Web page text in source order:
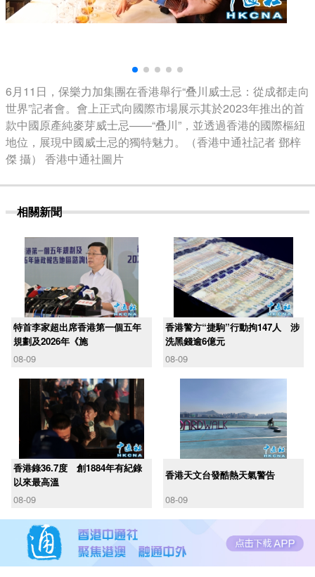
6月11日，保樂力加集團在香港舉行“叠川威士忌：從成都走向
世界”記者會。會上正式向國際市場展示其於2023年推出的首
款中國原產純麥芽威士忌——“叠川”，並透過香港的國際樞紐
地位，展現中國威士忌的獨特魅力。（香港中通社記者 鄧梓
傑 攝） 香港中通社圖片
相關新聞
​特首李家超出席香港第一個五年
規劃及2026年《施
08-09
香港警方“捷駒”行動拘147人 涉
洗黑錢逾6億元
08-09
香港錄36.7度 創1884年有紀錄
以來最高溫
08-09
香港天文台發酷熱天氣警告
08-09